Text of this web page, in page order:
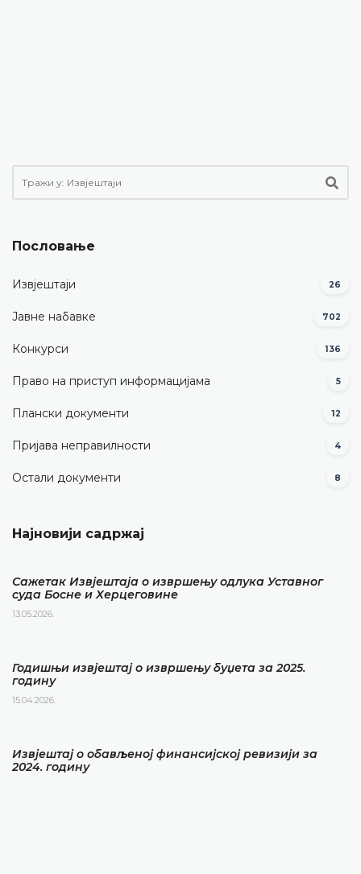
Пословање
Извјештаји 26
Јавне набавке 702
Конкурси 136
Право на приступ информацијама 5
Плански документи 12
Пријава неправилности 4
Остали документи 8
Најновији садржај
Сажетак Извјештаја о извршењу одлука Уставног
суда Босне и Херцеговине
13.05.2026.
Годишњи извјештај о извршењу буџета за 2025.
годину
15.04.2026.
Извјештај о обављеној финансијској ревизији за
2024. годину